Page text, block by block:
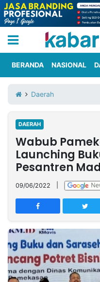
Iklan
Berita
Kami
Nasional
International
Olahraga
Entertainment
Daerah
Pariwisata
Kuliner
Kolom
Network
PT
TREETAN
INDONESIA
Partner
BERANDA NASIONAL
Daerah
DAERAH
Wabub
Launching
Pesantren
09/06/2022